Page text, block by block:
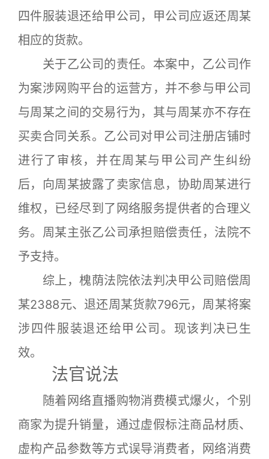
四件服装退还给甲公司，甲公司应返还周某
相应的货款。
关于乙公司的责任。本案中，乙公司作
为案涉网购平台的运营方，并不参与甲公司
与周某之间的交易行为，其与周某亦不存在
买卖合同关系。乙公司对甲公司注册店铺时
进行了审核，并在周某与甲公司产生纠纷
后，向周某披露了卖家信息，协助周某进行
维权，已经尽到了网络服务提供者的合理义
务。周某主张乙公司承担赔偿责任，法院不
予支持。
综上，槐荫法院依法判决甲公司赔偿周
某2388元、退还周某货款796元，周某将案
涉四件服装退还给甲公司。现该判决已生
效。
法官说法
随着网络直播购物消费模式爆火，个别
商家为提升销量，通过虚假标注商品材质、
虚构产品参数等方式误导消费者，网络消费